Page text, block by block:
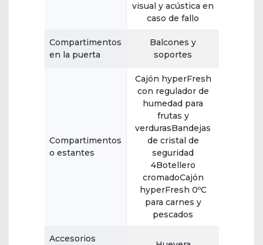
visual y acústica en
caso de fallo
Compartimentos
en la puerta
Balcones y
soportes
Compartimentos
o estantes
Cajón hyperFresh
con regulador de
humedad para
frutas y
verdurasBandejas
de cristal de
seguridad
4Botellero
cromadoCajón
hyperFresh 0ºC
para carnes y
pescados
Accesorios